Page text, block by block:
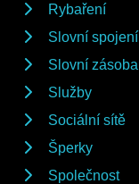
Rybaření
Slovní spojení
Slovní zásoba
Služby
Sociální sítě
Šperky
Společnost